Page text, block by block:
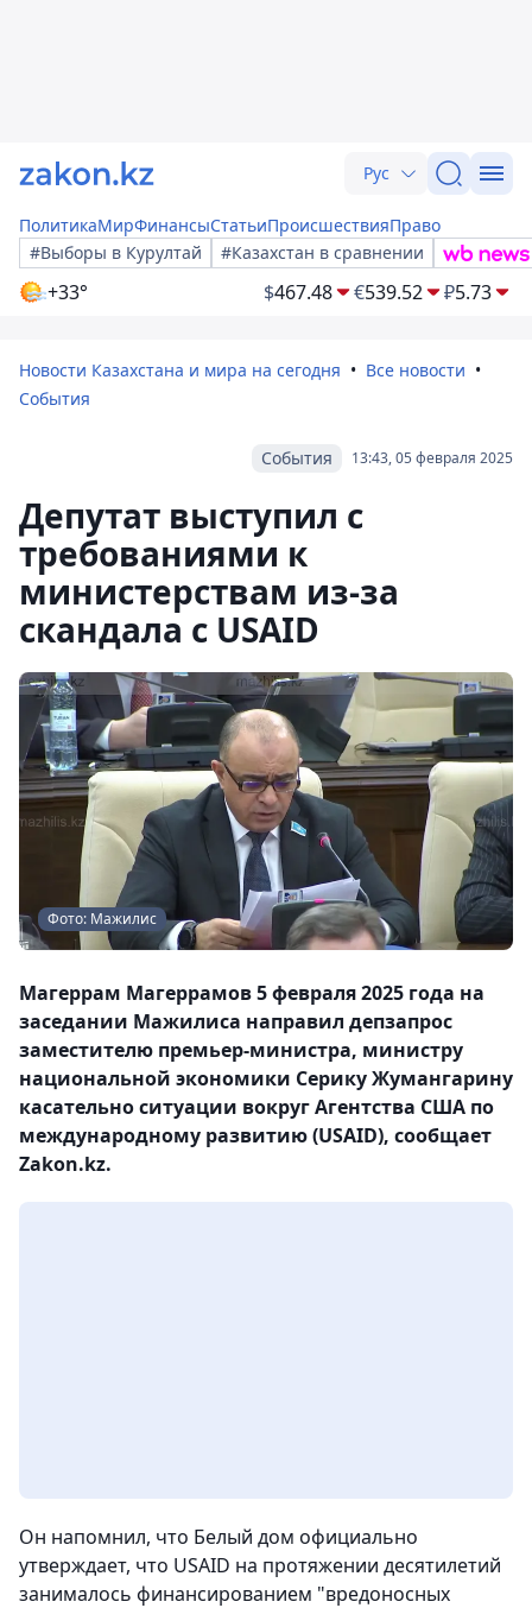
Рус
ПолитикаМирФинансыСтатьиПроисшествияПраво
#Выборы в Курултай
#Казахстан в сравнении
+33° $467.48 €539.52 ₽5.73
Новости Казахстана и мира на сегодня
Все новости
События
13:43, 05 февраля 2025
События
Депутат выступил с
требованиями к
министерствам из-за
скандала с USAID
Фото: Мажилис
Магеррам Магеррамов 5 февраля 2025 года на
заседании Мажилиса направил депзапрос
заместителю премьер-министра, министру
национальной экономики Серику Жумангарину
касательно ситуации вокруг Агентства США по
международному развитию (USAID), сообщает
Zakon.kz.
Он напомнил, что Белый дом официально
утверждает, что USAID на протяжении десятилетий
занималось финансированием "вредоносных